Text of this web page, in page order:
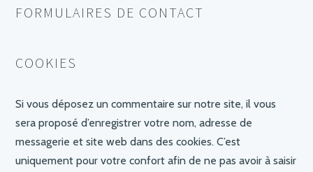
FORMULAIRES DE CONTACT
COOKIES
Si vous déposez un commentaire sur notre site, il vous
sera proposé d’enregistrer votre nom, adresse de
messagerie et site web dans des cookies. C’est
uniquement pour votre confort afin de ne pas avoir à saisir